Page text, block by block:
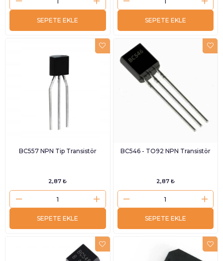
SEPETE EKLE SEPETE EKLE
BC557 NPN Tip Transistör
2,87 ₺
SEPETE EKLE
BC546 - TO92 NPN Transistör
2,87 ₺
SEPETE EKLE